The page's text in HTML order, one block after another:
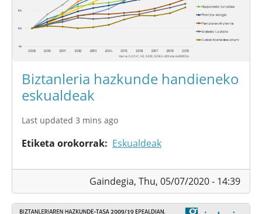
Biztanleria hazkunde handieneko
eskualdeak
Last updated 3 mins ago
Etiketa orokorrak Eskualdeak
Gaindegia, Thu, 05/07/2020 - 14:39